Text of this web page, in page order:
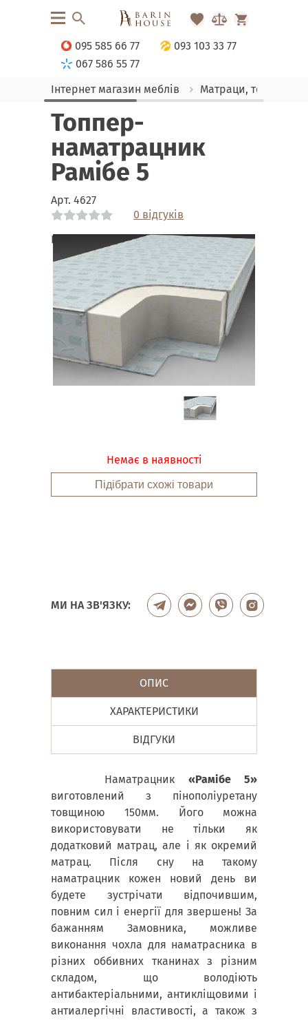
095 585 66 77
093 103 33 77
067 586 55 77
Інтернет магазин меблів
Матраци, текстиль
Топпер-
наматрацник
Рамібе 5
Арт. 4627
0 відгуків
Link
Немає в наявності
Підібрати схожі товари
МИ НА ЗВ'ЯЗКУ:
ОПИС
ХАРАКТЕРИСТИКИ
ВІДГУКИ
Наматрацник «Рамібе 5»
виготовлений з пінополіуретану
товщиною 150мм. Його можна
використовувати не тільки як
додатковий матрац, але і як окремий
матрац. Після сну на такому
наматрацник кожен новий день ви
будете зустрічати відпочившим,
повним сил і енергії для звершень! За
бажанням Замовника, можливе
виконання чохла для наматрасника в
різних оббивних тканинах з різним
складом, що володіють
антибактеріальними, антикліщовими і
антиалергічні властивості, а також з